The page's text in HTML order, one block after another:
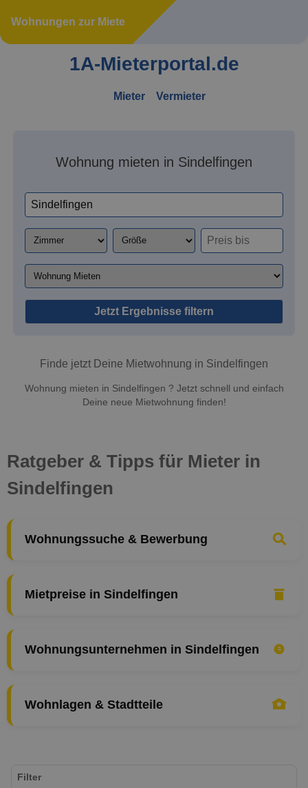
Wohnungen zur Miete
1A-Mieterportal.de
Mieter Vermieter
Wohnung mieten in Sindelfingen
Jetzt Ergebnisse filtern
Finde jetzt Deine Mietwohnung in Sindelfingen
Wohnung mieten in Sindelfingen ? Jetzt schnell und einfach
Deine neue Mietwohnung finden!
Ratgeber & Tipps für Mieter in
Sindelfingen
Wohnungssuche & Bewerbung
Mietpreise in Sindelfingen
Wohnungsunternehmen in Sindelfingen
Wohnlagen & Stadtteile
Filter